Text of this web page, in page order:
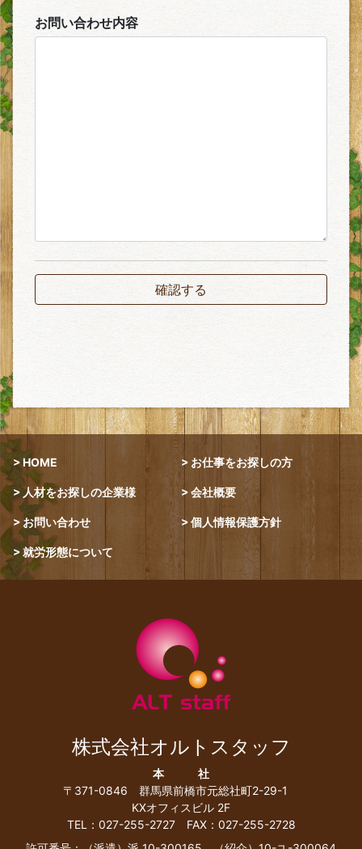
お問い合わせ内容
HOME お仕事をお探しの方
人材をお探しの企業様 会社概要
お問い合わせ 個人情報保護方針
就労形態について
株式会社オルトスタッフ
本 社
〒371-0846 群馬県前橋市元総社町2-29-1
KXオフィスビル 2F
TEL：027-255-2727 FAX：027-255-2728